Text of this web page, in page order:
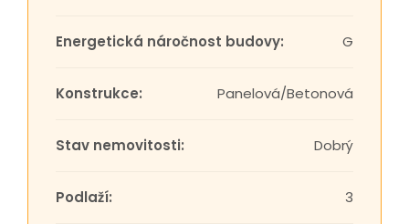
Energetická náročnost budovy: G
Konstrukce: Panelová/Betonová
Stav nemovitosti: Dobrý
Podlaží: 3